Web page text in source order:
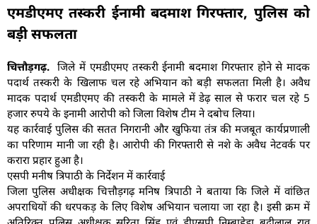
एमडीएमए तस्करी ईनामी बदमाश गिरफ्तार, पुलिस को
बड़ी सफलता
चित्तौड़गढ़. जिले में एमडीएमए तस्करी ईनामी बदमाश गिरफ्तार होने से मादक
पदार्थ तस्करी के खिलाफ चल रहे अभियान को बड़ी सफलता मिली है। अवैध
मादक पदार्थ एमडीएमए की तस्करी के मामले में डेढ़ साल से फरार चल रहे 5
हजार रुपये के इनामी आरोपी को जिला विशेष टीम ने दबोच लिया।
यह कार्रवाई पुलिस की सतत निगरानी और खुफिया तंत्र की मजबूत कार्यप्रणाली
का परिणाम मानी जा रही है। आरोपी की गिरफ्तारी से नशे के अवैध नेटवर्क पर
करारा प्रहार हुआ है।
एसपी मनीष त्रिपाठी के निर्देशन में कार्रवाई
जिला पुलिस अधीक्षक चित्तौड़गढ़ मनिष त्रिपाठी ने बताया कि जिले में वांछित
अपराधियों की धरपकड़ के लिए विशेष अभियान चलाया जा रहा है। इसी क्रम में